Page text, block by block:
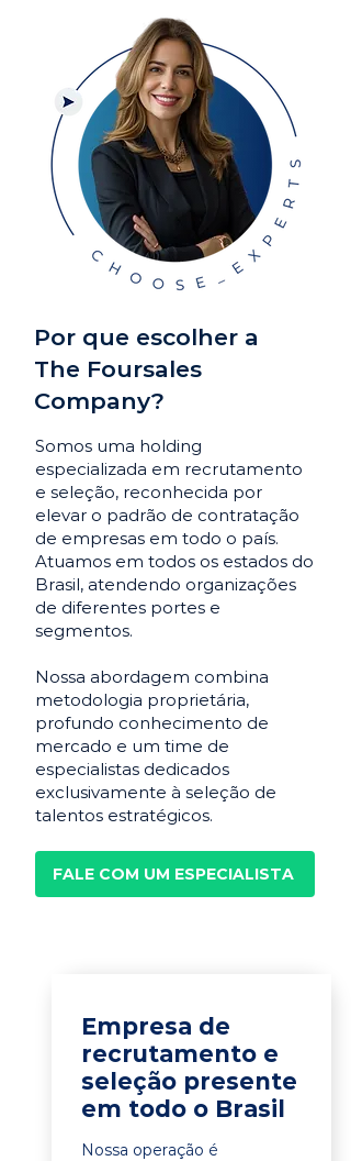
Por que escolher a
The Foursales
Company?
Somos uma holding
especializada em recrutamento
e seleção, reconhecida por
elevar o padrão de contratação
de empresas em todo o país.
Atuamos em todos os estados do
Brasil, atendendo organizações
de diferentes portes e
segmentos.
Nossa abordagem combina
metodologia proprietária,
profundo conhecimento de
mercado e um time de
especialistas dedicados
exclusivamente à seleção de
talentos estratégicos.
FALE COM UM ESPECIALISTA
Empresa de
recrutamento e
seleção presente
em todo o Brasil
Nossa operação é